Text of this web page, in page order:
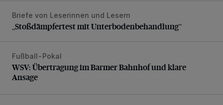
„Stoßdämpfertest mit Unterbodenbehandlung“
Briefe von Leserinnen und Lesern
„Stoßdämpfertest mit Unterbodenbehandlung“
WSV: Übertragung im Barmer Bahnhof und klare Ansage
Fußball-Pokal
WSV: Übertragung im Barmer Bahnhof und klare
Ansage